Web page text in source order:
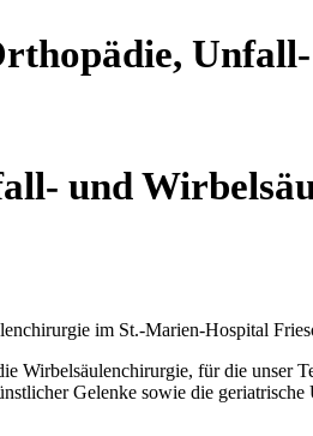
und
im St.-Marien-Hospital
Wirbelsäulenchirurgie, für die
Gelenke sowie die